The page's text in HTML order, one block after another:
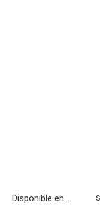
Disponible en...